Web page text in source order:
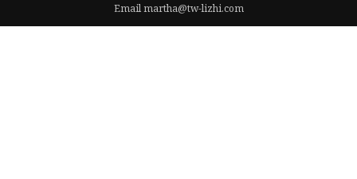
Emailmartha@tw-lizhi.com